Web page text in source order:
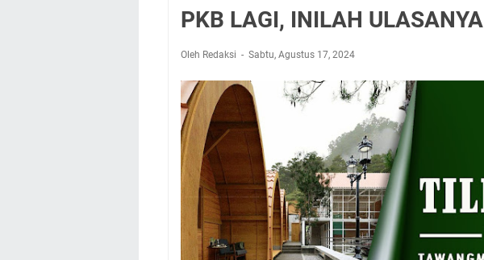
PKB LAGI, INILAH ULASANYA
Oleh Redaksi Sabtu, Agustus 17, 2024